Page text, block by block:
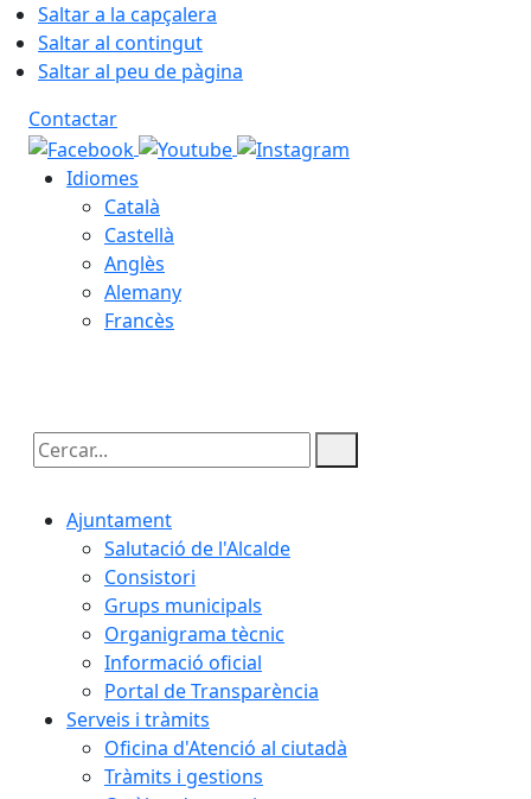
Saltar a la capçalera
Saltar al contingut
Saltar al peu de pàgina
Contactar
Idiomes
Català
Castellà
Anglès
Alemany
Francès
Cercar:
Ajuntament
Salutació de l'Alcalde
Consistori
Grups municipals
Organigrama tècnic
Informació oficial
Portal de Transparència
Serveis i tràmits
Oficina d'Atenció al ciutadà
Tràmits i gestions